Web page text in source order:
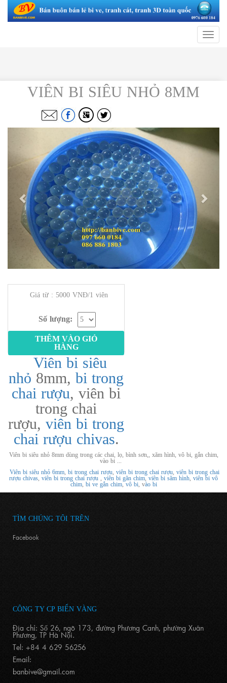
Toggle
VIÊN BI SIÊU NHỎ 8MM
Giá từ : 5000 VNĐ/1 viên
Số lượng:
THÊM VÀO GIỎ
HÀNG
Viên bi siêu
nhỏ 8mm,bi trong
chai rượu, viên bi
trong chai
rượu,viên bi trong
chai rượu chivas.
Viên bi siêu nhỏ 8mm dùng trong các chai, lọ, bình sơn,, xăm hình, vô bi, gắn chim,
vào bi ...
Viên bi siêu nhỏ 6mm, bi trong chai rượu, viên bi trong chai rượu, viên bi trong chai
rượu chivas, viên bi trong chai rượu , viên bi găn chim, viên bi săm hình, viên bi vô
chim, bi ve gắn chim, vô bi, vào bi
TÌM CHÚNG TÔI TRÊN
Facebook
CÔNG TY CP BIỂN VÀNG
Địa chỉ: Số 26, ngõ 173, đường Phương Canh, phường Xuân
Phương, TP Hà Nội.
Tel: +84 4 629 56256
Email:
banbive@gmail.com